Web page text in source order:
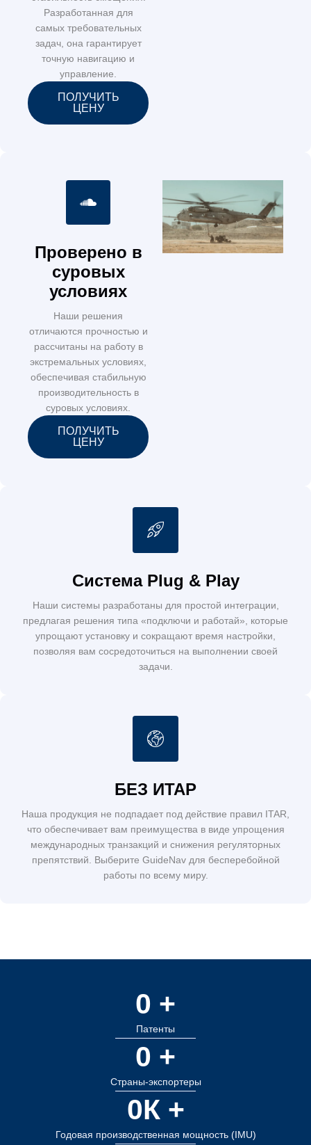
Разработанная для
самых требовательных
задач, она гарантирует
точную навигацию и
управление.
ПОЛУЧИТЬ
ЦЕНУ
Проверено в
суровых
условиях
Наши решения
отличаются прочностью и
рассчитаны на работу в
экстремальных условиях,
обеспечивая стабильную
производительность в
суровых условиях.
ПОЛУЧИТЬ
ЦЕНУ
Система Plug & Play
Наши системы разработаны для простой интеграции,
предлагая решения типа «подключи и работай», которые
упрощают установку и сокращают время настройки,
позволяя вам сосредоточиться на выполнении своей
задачи.
БЕЗ ИТАР
Наша продукция не подпадает под действие правил ITAR,
что обеспечивает вам преимущества в виде упрощения
международных транзакций и снижения регуляторных
препятствий. Выберите GuideNav для бесперебойной
работы по всему миру.
Патенты
0 +
Страны-экспортеры
0 +
Годовая производственная мощность (IMU)
0К +